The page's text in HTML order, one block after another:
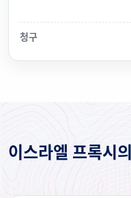
청구
이스라엘 프록시